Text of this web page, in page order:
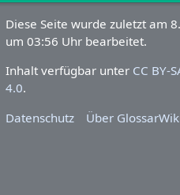
Diese Seite wurde zuletzt am
um 03:56 Uhr bearbeitet.
Inhalt verfügbar unter CC BY-
4.0.
Datenschutz
Über